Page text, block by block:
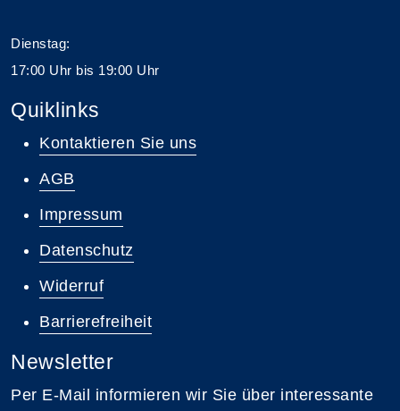
Dienstag:
17:00 Uhr bis 19:00 Uhr
Quiklinks
Kontaktieren Sie uns
AGB
Impressum
Datenschutz
Widerruf
Barrierefreiheit
Newsletter
Per E-Mail informieren wir Sie über interessante